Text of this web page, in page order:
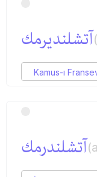
آتشلندیرمك
Kamus-ı
آتشلندرمك